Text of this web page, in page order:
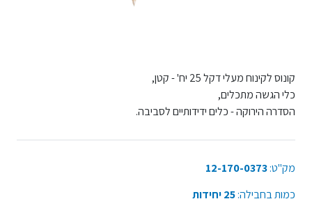
קונוס לקינוח מעלי דקל 25 יח' - קטן,
כלי הגשה מתכלים,
הסדרה הירוקה - כלים ידידותיים לסביבה.
מק"ט:12-170-0373
כמות בחבילה:25 יחידות